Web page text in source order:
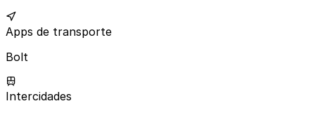
Apps de transporte
Bolt
Intercidades